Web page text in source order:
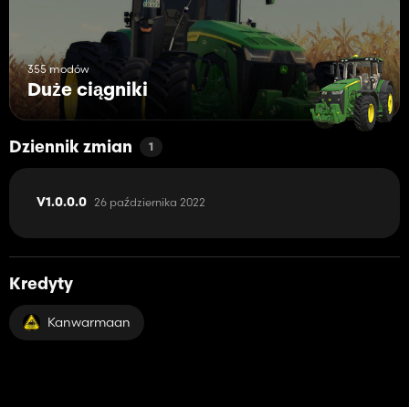
355 modów
Duże ciągniki
Dziennik zmian 1
V1.0.0.0 26 października 2022
Kredyty
Kanwarmaan